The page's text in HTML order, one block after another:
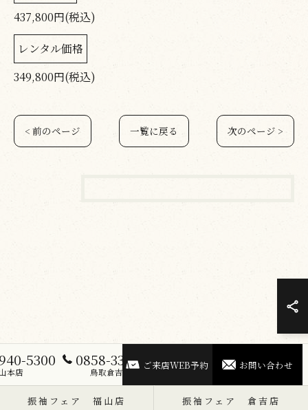
437,800円(税込)
レンタル価格
349,800円(税込)
< 前のページ 一覧に戻る 次のページ >
5300
本店
0858-33-5300
鳥取倉吉店
ご来店WEB予約 お問い合わせ
振袖フェア 福山店 振袖フェア 倉吉店